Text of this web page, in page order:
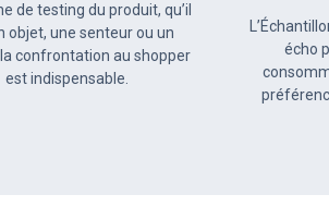
de testing du produit, qu’il
objet, une senteur ou un
confrontation au shopper
est indispensable.
écho